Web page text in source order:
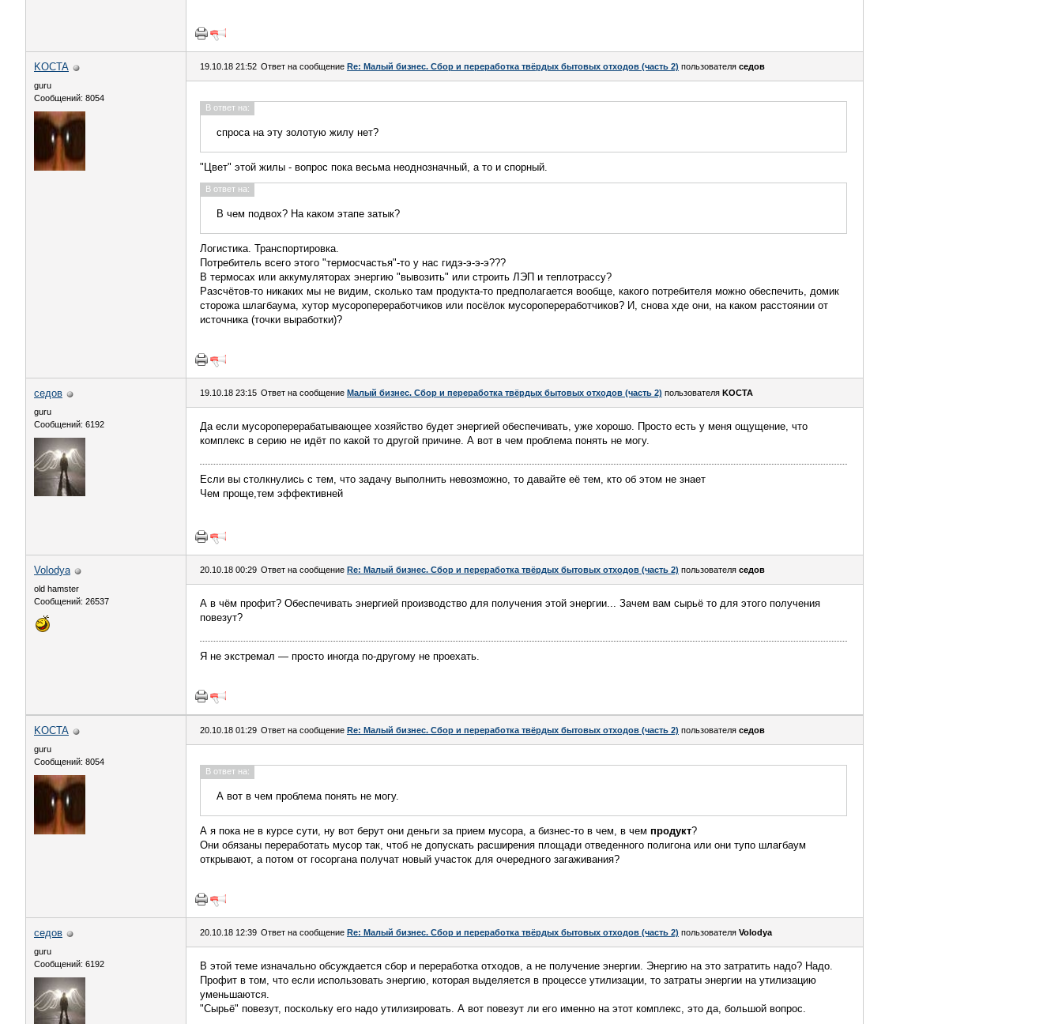
KOCTA
guru
Сообщений: 8054
19.10.18 21:52 Ответ на сообщение Re: Малый бизнес. Сбор и переработка твёрдых бытовых отходов (часть 2) пользователя седов
В ответ на:
спроса на эту золотую жилу нет?
"Цвет" этой жилы - вопрос пока весьма неоднозначный, а то и спорный.
В ответ на:
В чем подвох? На каком этапе затык?
Логистика. Транспортировка.
Потребитель всего этого "термосчастья"-то у нас гидэ-э-э-э???
В термосах или аккумуляторах энергию "вывозить" или строить ЛЭП и теплотрассу?
Разсчётов-то никаких мы не видим, сколько там продукта-то предполагается вообще, какого потребителя можно обеспечить, домик
сторожа шлагбаума, хутор мусоропереработчиков или посёлок мусоропереработчиков? И, снова хде они, на каком расстоянии от
источника (точки выработки)?
седов
guru
Сообщений: 6192
19.10.18 23:15 Ответ на сообщение Малый бизнес. Сбор и переработка твёрдых бытовых отходов (часть 2) пользователя KOCTA
Да если мусороперерабатывающее хозяйство будет энергией обеспечивать, уже хорошо. Просто есть у меня ощущение, что
комплекс в серию не идёт по какой то другой причине. А вот в чем проблема понять не могу.
Если вы столкнулись с тем, что задачу выполнить невозможно, то давайте её тем, кто об этом не знает
Чем проще,тем эффективней
Volodya
old hamster
Сообщений: 26537
20.10.18 00:29 Ответ на сообщение Re: Малый бизнес. Сбор и переработка твёрдых бытовых отходов (часть 2) пользователя седов
А в чём профит? Обеспечивать энергией производство для получения этой энергии... Зачем вам сырьё то для этого получения
повезут?
Я не экстремал — просто иногда по-другому не проехать.
KOCTA
guru
Сообщений: 8054
20.10.18 01:29 Ответ на сообщение Re: Малый бизнес. Сбор и переработка твёрдых бытовых отходов (часть 2) пользователя седов
В ответ на:
А вот в чем проблема понять не могу.
А я пока не в курсе сути, ну вот берут они деньги за прием мусора, а бизнес-то в чем, в чем продукт?
Они обязаны переработать мусор так, чтоб не допускать расширения площади отведенного полигона или они тупо шлагбаум
открывают, а потом от госоргана получат новый участок для очередного загаживания?
седов
guru
Сообщений: 6192
20.10.18 12:39 Ответ на сообщение Re: Малый бизнес. Сбор и переработка твёрдых бытовых отходов (часть 2) пользователя Volodya
В этой теме изначально обсуждается сбор и переработка отходов, а не получение энергии. Энергию на это затратить надо? Надо.
Профит в том, что если использовать энергию, которая выделяется в процессе утилизации, то затраты энергии на утилизацию
уменьшаются.
"Сырьё" повезут, поскольку его надо утилизировать. А вот повезут ли его именно на этот комплекс, это да, большой вопрос.